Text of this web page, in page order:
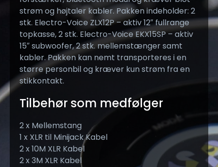
strøm og højtaler kabler. Pakken indeholder: 2
stk. Electro-Voice ZLX12P – aktiv 12″ fullrange
topkasse, 2 stk. Electro-Voice EKX15SP – aktiv
15″ subwoofer, 2 stk. mellemstænger samt
kabler. Pakken kan nemt transporteres i en
større personbil og kræver kun strøm fra en
stikkontakt.
Tilbehør som medfølger
2 x Mellemstang
1 x XLR til Minijack Kabel
2 x 10M XLR Kabel
2 x 3M XLR Kabel